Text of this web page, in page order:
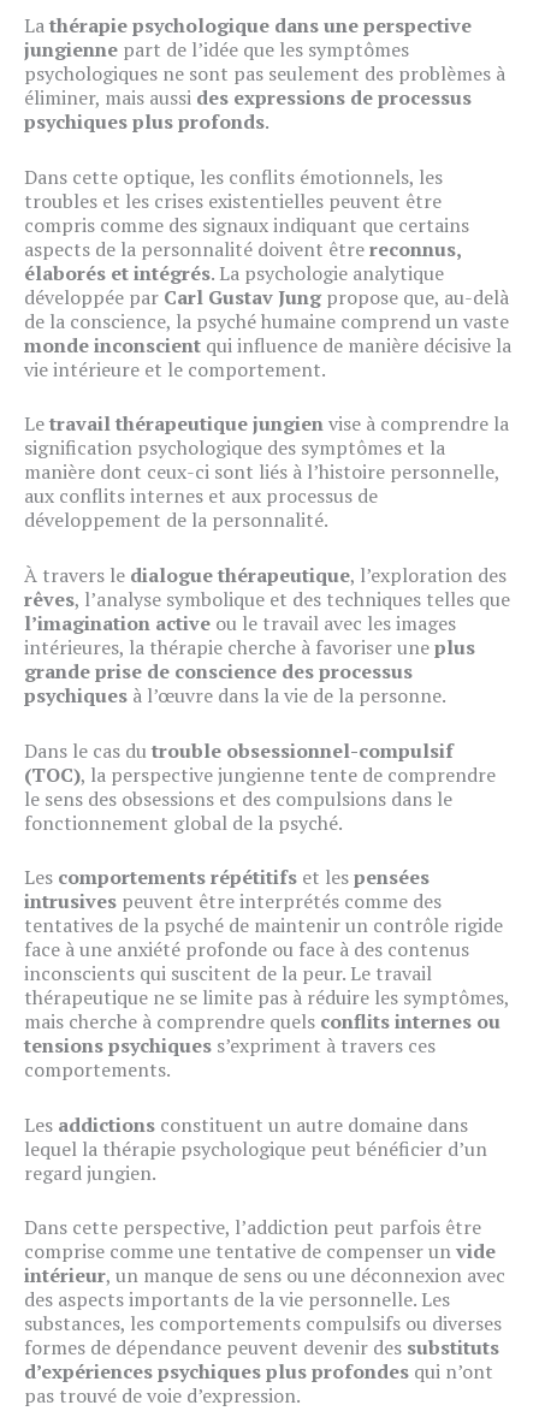
Lathérapie psychologique dans une perspective
jungienne part de l’idée que les symptômes
psychologiques ne sont pas seulement des problèmes à
éliminer, mais aussi des expressions de processus
psychiques plus profonds.
Dans cette optique, les conflits émotionnels, les
troubles et les crises existentielles peuvent être
compris comme des signaux indiquant que certains
aspects de la personnalité doivent êtrereconnus,
élaborés et intégrés. La psychologie analytique
développée par Carl Gustav Jungpropose que, au-delà
de la conscience, la psyché humaine comprend un vaste
monde inconscient qui influence de manière décisive la
vie intérieure et le comportement.
Letravail thérapeutique jungienvise à comprendre la
signification psychologique des symptômes et la
manière dont ceux-ci sont liés à l’histoire personnelle,
aux conflits internes et aux processus de
développement de la personnalité.
À travers le dialogue thérapeutique, l’exploration des
rêves, l’analyse symbolique et des techniques telles que
l’imagination active ou le travail avec les images
intérieures, la thérapie cherche à favoriser uneplus
grande prise de conscience des processus
psychiques à l’œuvre dans la vie de la personne.
Dans le cas dutrouble obsessionnel-compulsif
(TOC), la perspective jungienne tente de comprendre
le sens des obsessions et des compulsions dans le
fonctionnement global de la psyché.
Les comportements répétitifs et lespensées
intrusives peuvent être interprétés comme des
tentatives de la psyché de maintenir un contrôle rigide
face à une anxiété profonde ou face à des contenus
inconscients qui suscitent de la peur. Le travail
thérapeutique ne se limite pas à réduire les symptômes,
mais cherche à comprendre quels conflits internes ou
tensions psychiques s’expriment à travers ces
comportements.
Les addictions constituent un autre domaine dans
lequel la thérapie psychologique peut bénéficier d’un
regard jungien.
Dans cette perspective, l’addiction peut parfois être
comprise comme une tentative de compenser unvide
intérieur, un manque de sens ou une déconnexion avec
des aspects importants de la vie personnelle. Les
substances, les comportements compulsifs ou diverses
formes de dépendance peuvent devenir des substituts
d’expériences psychiques plus profondes qui n’ont
pas trouvé de voie d’expression.